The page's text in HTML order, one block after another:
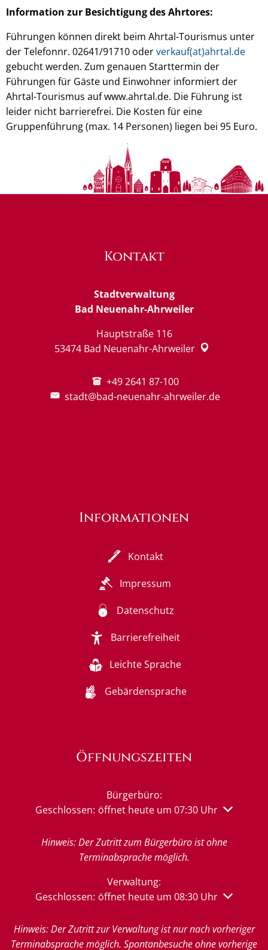
Information zur Besichtigung des Ahrtores:
Führungen können direkt beim Ahrtal-Tourismus unter
der Telefonnr. 02641/91710 oderverkauf(at)ahrtal.de
gebucht werden. Zum genauen Starttermin der
Führungen für Gäste und Einwohner informiert der
Ahrtal-Tourismus auf www.ahrtal.de. Die Führung ist
leider nicht barrierefrei. Die Kosten für eine
Gruppenführung (max. 14 Personen) liegen bei 95 Euro.
Kontakt
Stadtverwaltung
Bad Neuenahr-Ahrweiler
Hauptstraße 116
53474 Bad Neuenahr-Ahrweiler
+49 2641 87-100
stadt@bad-neuenahr-ahrweiler.de
Informationen
Kontakt
Impressum
Datenschutz
Barrierefreiheit
Leichte Sprache
Gebärdensprache
Öffnungszeiten
Bürgerbüro:
Klicken, um weitere Öffnungs- oder Schließzeiten
Geschlossen: öffnet heute um 07:30 Uhr
Hinweis: Der Zutritt zum Bürgerbüro ist ohne
Terminabsprache möglich.
Verwaltung:
Klicken, um weitere Öffnungs- oder Schließzeiten
Geschlossen: öffnet heute um 08:30 Uhr
Hinweis: Der Zutritt zur Verwaltung ist nur nach vorheriger
Terminabsprache möglich. Spontanbesuche ohne vorherige